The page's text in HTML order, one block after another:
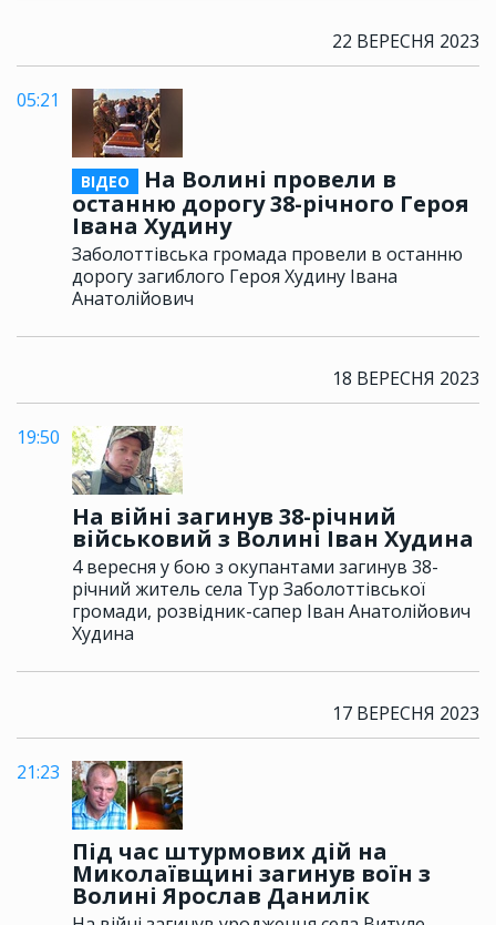
22 ВЕРЕСНЯ 2023
05:21
ВІДЕО
На Волині провели в
останню дорогу 38-річного Героя
Івана Худину
Заболоттівська громада провели в останню
дорогу загиблого Героя Худину Івана
Анатолійович
18 ВЕРЕСНЯ 2023
19:50
На війні загинув 38-річний
військовий з Волині Іван Худина
4 вересня у бою з окупантами загинув 38-
річний житель села Тур Заболоттівської
громади, розвідник-сапер Іван Анатолійович
Худина
17 ВЕРЕСНЯ 2023
21:23
Під час штурмових дій на
Миколаївщині загинув воїн з
Волині Ярослав Данилік